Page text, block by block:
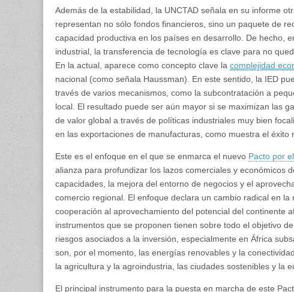
Además de la estabilidad, la UNCTAD señala en su informe
representan no sólo fondos financieros, sino un paquete de
capacidad productiva en los países en desarrollo. De hecho,
industrial, la transferencia de tecnología es clave para no
En la actual, aparece como concepto clave la complejidad
nacional (como señala Haussman). En este sentido, la IED
través de varios mecanismos, como la subcontratación a
local. El resultado puede ser aún mayor si se maximizan las
de valor global a través de políticas industriales muy bien
en las exportaciones de manufacturas, como muestra el éxito
Este es el enfoque en el que se enmarca el nuevo Pacto por
alianza para profundizar los lazos comerciales y económicos
capacidades, la mejora del entorno de negocios y el
comercio regional. El enfoque declara un cambio radical en
cooperación al aprovechamiento del potencial del continente
instrumentos que se proponen tienen sobre todo el objetivo
riesgos asociados a la inversión, especialmente en África
son, por el momento, las energías renovables y la
la agricultura y la agroindustria, las ciudades sostenibles y la
El principal instrumento para la puesta en marcha de este